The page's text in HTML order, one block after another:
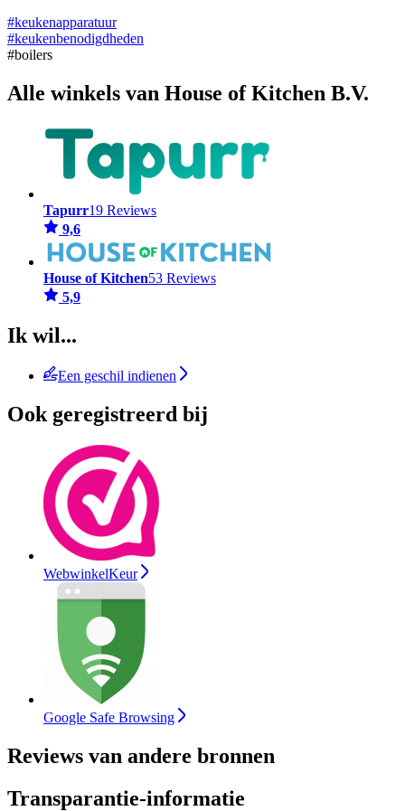
#keukenapparatuur
#keukenbenodigdheden
#boilers
Alle winkels van House of Kitchen B.V.
Tapurr19 Reviews
9,6
House of Kitchen53 Reviews
5,9
Ik wil...
Een geschil indienen
Ook geregistreerd bij
WebwinkelKeur
Google Safe Browsing
Reviews van andere bronnen
Transparantie-informatie